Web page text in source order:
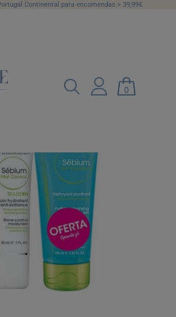
Continental para encomendas > 39,99€
0
Mat Control Creme
Gel Moussant 100 ml